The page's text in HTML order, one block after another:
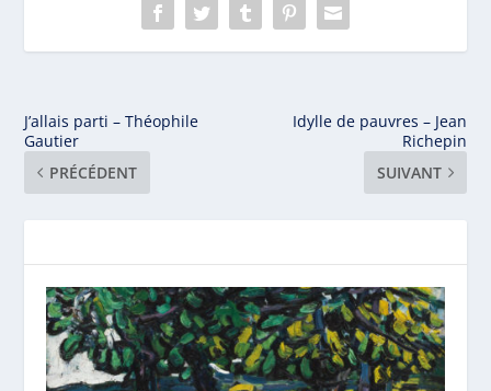
J’allais parti – Théophile
Gautier
PRÉCÉDENT
Idylle de pauvres – Jean
Richepin
SUIVANT